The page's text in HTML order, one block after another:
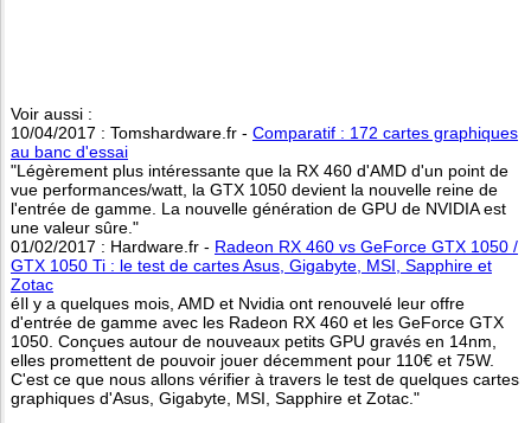
Voir aussi :
10/04/2017 : Tomshardware.fr - Comparatif : 172 cartes graphiques
au banc d'essai
"Légèrement plus intéressante que la RX 460 d'AMD d'un point de
vue performances/watt, la GTX 1050 devient la nouvelle reine de
l'entrée de gamme. La nouvelle génération de GPU de NVIDIA est
une valeur sûre."
01/02/2017 : Hardware.fr - Radeon RX 460 vs GeForce GTX 1050 /
GTX 1050 Ti : le test de cartes Asus, Gigabyte, MSI, Sapphire et
Zotac
éIl y a quelques mois, AMD et Nvidia ont renouvelé leur offre
d'entrée de gamme avec les Radeon RX 460 et les GeForce GTX
1050. Conçues autour de nouveaux petits GPU gravés en 14nm,
elles promettent de pouvoir jouer décemment pour 110€ et 75W.
C'est ce que nous allons vérifier à travers le test de quelques cartes
graphiques d'Asus, Gigabyte, MSI, Sapphire et Zotac."